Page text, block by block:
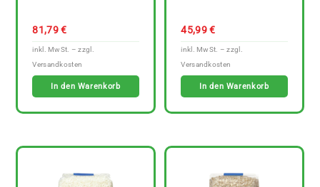
81,79€
In den Warenkorb
45,99€
In den Warenkorb